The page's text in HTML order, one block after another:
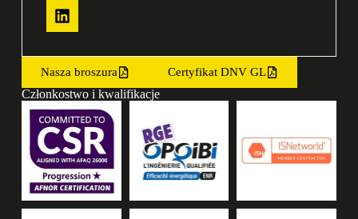
Nasza broszura Certyfikat DNV GL
Członkostwo i kwalifikacje